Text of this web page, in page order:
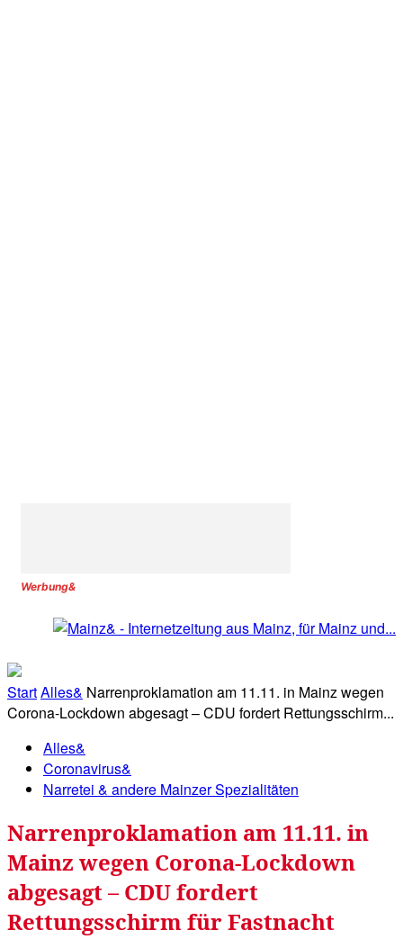
Werbung&
StartAlles& Narrenproklamation am 11.11. in Mainz wegen
Corona-Lockdown abgesagt – CDU fordert Rettungsschirm...
Alles&
Coronavirus&
Narretei & andere Mainzer Spezialitäten
Narrenproklamation am 11.11. in
Mainz wegen Corona-Lockdown
abgesagt – CDU fordert
Rettungsschirm für Fastnacht